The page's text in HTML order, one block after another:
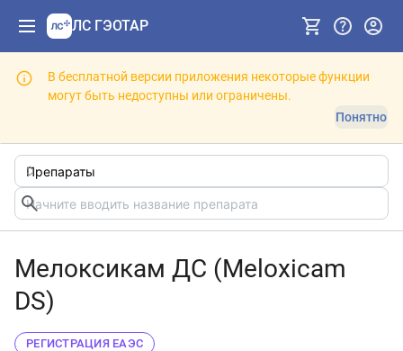
ЛС ГЭОТАР
В бесплатной версии приложения некоторые функции
могут быть недоступны или ограничены.
Понятно
Мелоксикам ДС (Meloxicam
DS)
РЕГИСТРАЦИЯ ЕАЭС